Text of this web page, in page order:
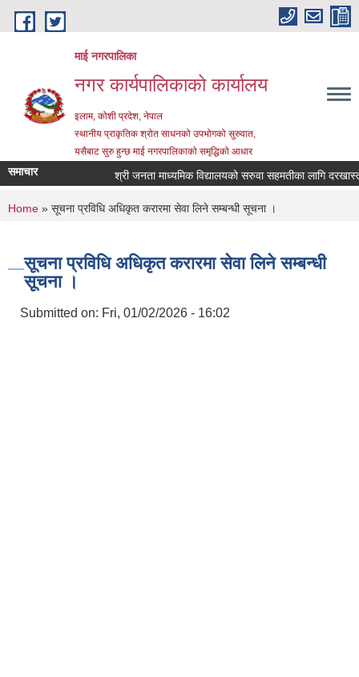
Skip to main content
माई नगरपालिका
नगर कार्यपालिकाको कार्यालय
इलाम, कोशी प्रदेश, नेपाल
स्थानीय प्राकृतिक श्रोत साधनको उपभोगको सुरुवात,
यसैबाट सुरु हुन्छ माई नगरपालिकाको समृद्धिको आधार
समाचार श्री जनता माध्यमिक विद्यालयको सरुवा सहमतीका लागि दरखास्त
You are here
Home » सूचना प्रविधि अधिकृत करारमा सेवा लिने सम्बन्धी सूचना ।
सूचना प्रविधि अधिकृत करारमा सेवा लिने सम्बन्धी
सूचना ।
Submitted on: Fri, 01/02/2026 - 16:02